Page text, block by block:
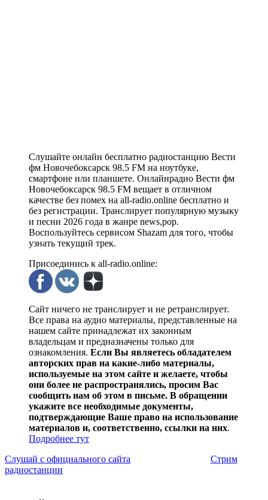
Слушайте онлайн бесплатно радиостанцию Вести
фм Новочебоксарск 98.5 FM на ноутбуке,
смартфоне или планшете. Онлайнрадио Вести фм
Новочебоксарск 98.5 FM вещает в отличном
качестве без помех на all-radio.online бесплатно и
без регистрации. Транслирует популярную музыку
и песни 2026 года в жанре news,pop.
Воспользуйтесь сервисом Shazam для того, чтобы
узнать текущий трек.
Присоединись к all-radio.online:
Сайт ничего не транслирует и не ретранслирует.
Все права на аудио материалы, представленные на
нашем сайте принадлежат их законным
владельцам и предназначены только для
ознакомления. Если Вы являетесь обладателем
авторских прав на какие-либо материалы,
используемые на этом сайте и желаете, чтобы
они более не распространялись, просим Вас
сообщить нам об этом в письме. В обращении
укажите все необходимые документы,
подтверждающие Ваше право на использование
материалов и, соответственно, ссылки на них.
Подробнее тут
Слушай с официального сайта
Стрим
радиостанции